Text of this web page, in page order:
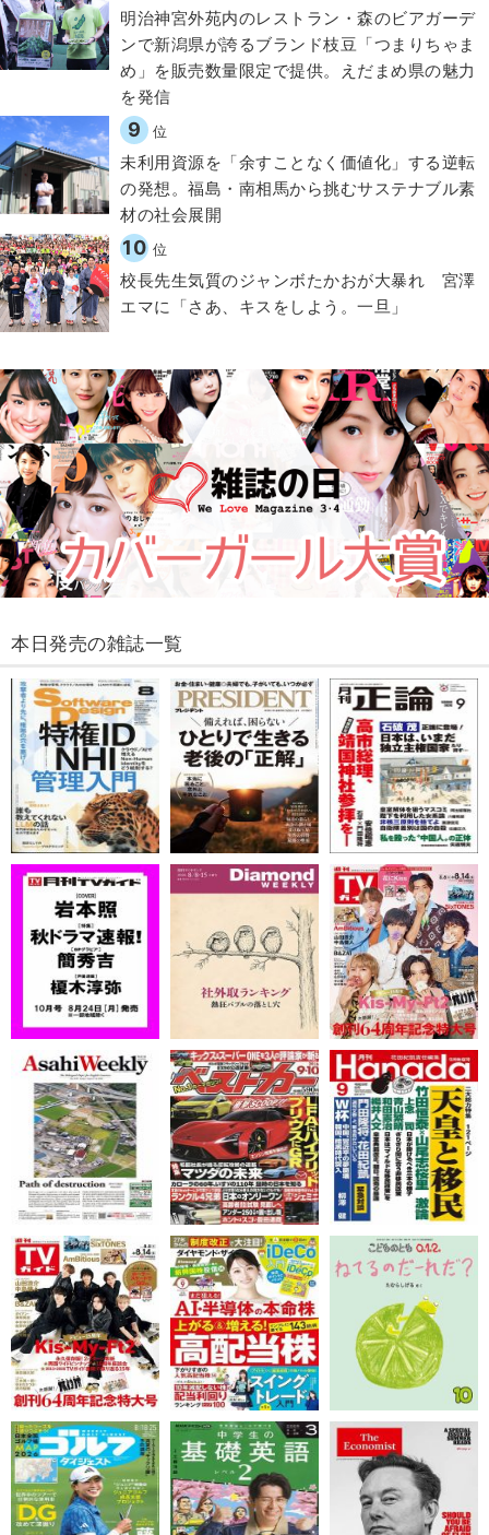
明治神宮外苑内のレストラン・森のビアガーデ
ンで新潟県が誇るブランド枝豆「つまりちゃま
め」を販売数量限定で提供。えだまめ県の魅力
を発信
9 位
​​未利用資源を「余すことなく価値化」する逆転
の発想。福島・南相馬から挑むサステナブル素
材の社会展開​
10 位
校長先生気質のジャンボたかおが大暴れ 宮澤
エマに「さあ、キスをしよう。一旦」
本日発売の雑誌一覧